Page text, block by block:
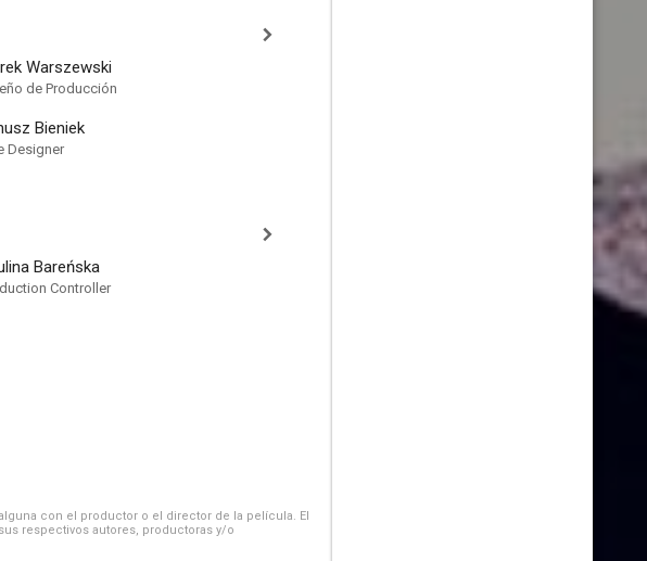
Warszewski
de Producción
Bieniek
Designer
Bareńska
Controller
con el productor o el director de la película. El
respectivos autores, productoras y/o